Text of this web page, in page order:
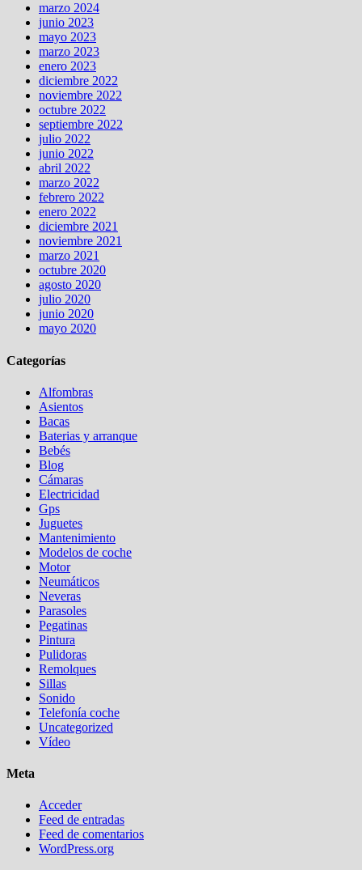
marzo 2024
junio 2023
mayo 2023
marzo 2023
enero 2023
diciembre 2022
noviembre 2022
octubre 2022
septiembre 2022
julio 2022
junio 2022
abril 2022
marzo 2022
febrero 2022
enero 2022
diciembre 2021
noviembre 2021
marzo 2021
octubre 2020
agosto 2020
julio 2020
junio 2020
mayo 2020
Categorías
Alfombras
Asientos
Bacas
Baterias y arranque
Bebés
Blog
Cámaras
Electricidad
Gps
Juguetes
Mantenimiento
Modelos de coche
Motor
Neumáticos
Neveras
Parasoles
Pegatinas
Pintura
Pulidoras
Remolques
Sillas
Sonido
Telefonía coche
Uncategorized
Vídeo
Meta
Acceder
Feed de entradas
Feed de comentarios
WordPress.org